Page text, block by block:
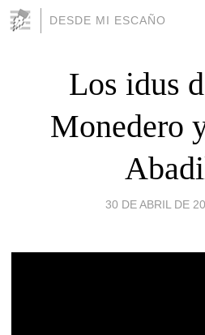
DESDE MI ESCAÑO
Los idus
Monedero
30 DE ABRIL DE